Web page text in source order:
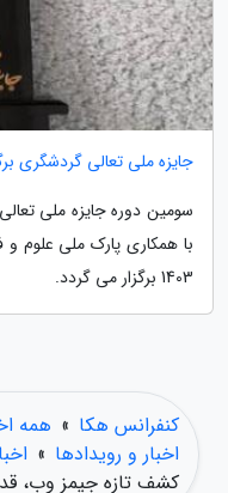
جایزه ملی تعالی گردشگری
سومین دوره جایزه ملی
با همکاری پارک ملی علوم و
1403 برگزار می گردد.
کنفرانس هکا » همه
اخبار و رویدادها »
کشف تازه جیمز وب،